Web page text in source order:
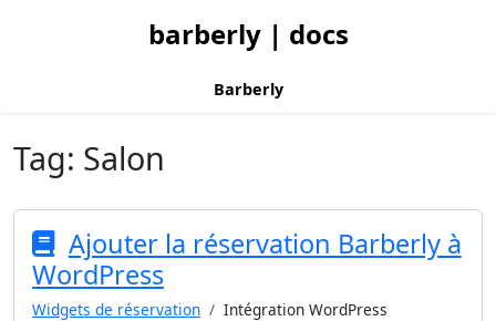
barberly | docs
Barberly
Tag: Salon
Ajouter la réservation Barberly à
WordPress
Widgets de réservation Intégration WordPress